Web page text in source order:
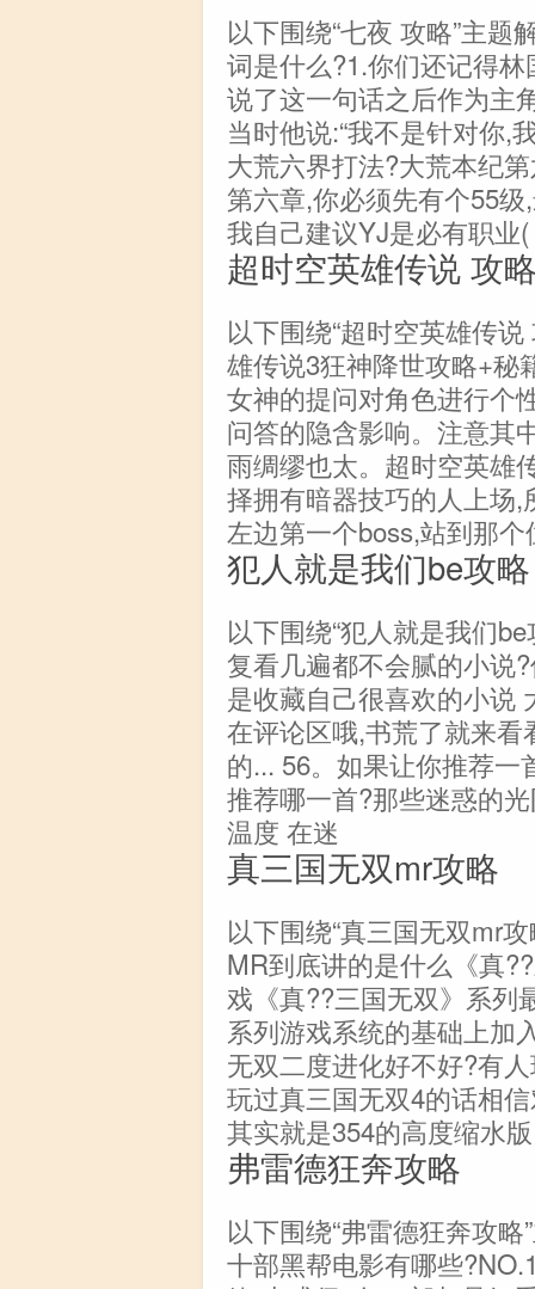
以下围绕“七夜 攻略”主
词是什么?1.你们还记得
说了这一句话之后作为主
当时他说:“我不是针对你,
大荒六界打法?大荒本纪
第六章,你必须先有个55
我自己建议YJ是必有职业(
超时空英雄传说 攻
以下围绕“超时空英雄传
雄传说3狂神降世攻略+
女神的提问对角色进行个
问答的隐含影响。注意其
雨绸缪也太。超时空英雄
择拥有暗器技巧的人上场
左边第一个boss,站到那
犯人就是我们be攻略
以下围绕“犯人就是我们
复看几遍都不会腻的小说
是收藏自己很喜欢的小说
在评论区哦,书荒了就来
的... 56。如果让你推荐
推荐哪一首?那些迷惑的
温度 在迷
真三国无双mr攻略
以下围绕“真三国无双mr
MR到底讲的是什么《真
戏《真??三国无双》系列
系列游戏系统的基础上加
无双二度进化好不好?有
玩过真三国无双4的话相
其实就是354的高度缩水
弗雷德狂奔攻略
以下围绕“弗雷德狂奔攻
十部黑帮电影有哪些